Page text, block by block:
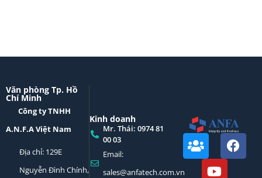
Văn phòng Tp. Hồ
Chí Minh
Công ty TNHH
A.N.F.A Việt Nam
Địa chỉ: 129E
Nguyễn Đình Chính,
Kinh doanh
Mr. Thái: 0974 81
00 03
Email:
sales@anfatech.com.vn